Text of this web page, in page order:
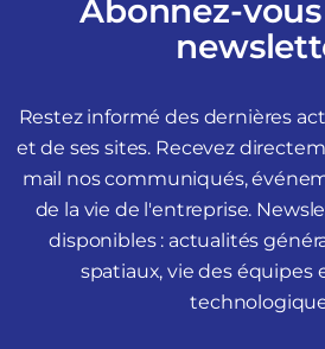
Abonnez-
Restez informé des dernières
et de ses sites. Recevez
mail nos communiqués,
de la vie de l'entreprise.
disponibles : actualités
spatiaux, vie des équipes